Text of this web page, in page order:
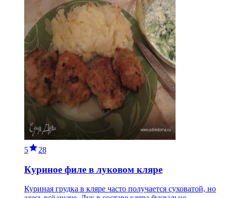
5 28
Куриное филе в луковом кляре
Куриная грудка в кляре часто получается суховатой, но